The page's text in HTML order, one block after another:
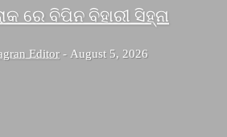
ରେ ବିପିନ ବିହାରୀ ସିହ୍ନା
Editor - August 5, 2026